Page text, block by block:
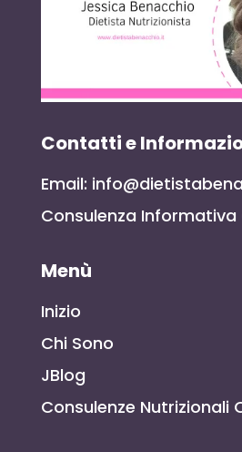
Contatti e
Email:
Consulenza
Menù
Inizio
Chi Sono
JBlog
Consulenze Nutrizionali